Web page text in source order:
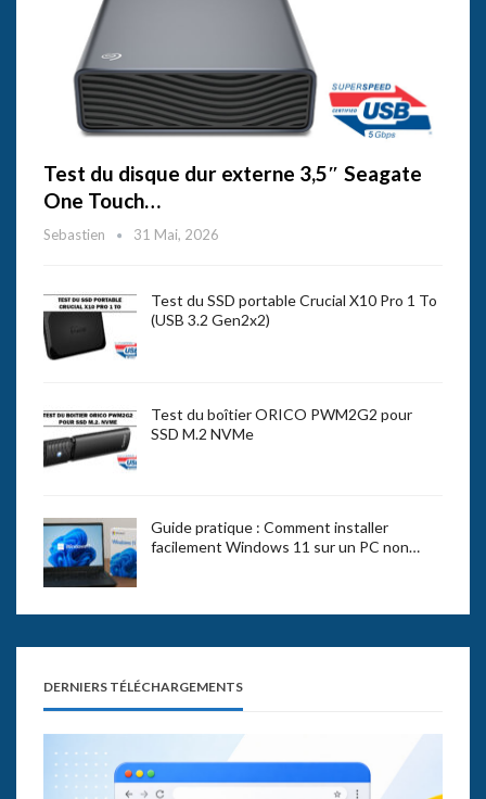
Test du disque dur externe 3,5″ Seagate
One Touch…
Sebastien 31 Mai, 2026
Test du SSD portable Crucial X10 Pro 1 To
(USB 3.2 Gen2x2)
Test du boîtier ORICO PWM2G2 pour
SSD M.2 NVMe
Guide pratique : Comment installer
facilement Windows 11 sur un PC non…
DERNIERS TÉLÉCHARGEMENTS